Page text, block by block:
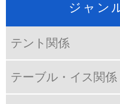
ジャン
テント関係
テーブル・イス関係